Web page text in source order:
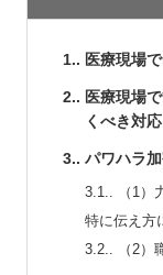
1. 医療現場
2.
医療現場
くべき対応
3. パワハラ
3.1.
（1）
特に伝え方
3.2.
（2）